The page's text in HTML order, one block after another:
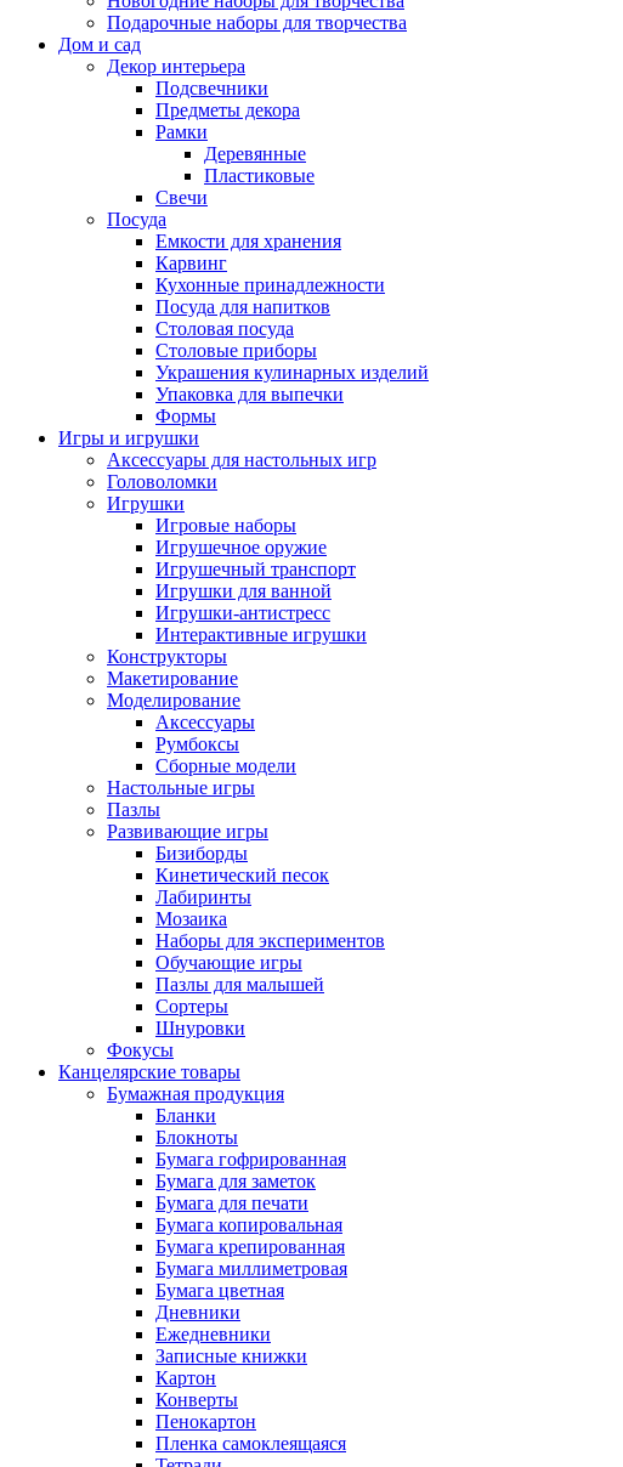
Подарочные наборы для творчества
Дом и сад
Декор интерьера
Подсвечники
Предметы декора
Рамки
Деревянные
Пластиковые
Свечи
Посуда
Емкости для хранения
Карвинг
Кухонные принадлежности
Посуда для напитков
Столовая посуда
Столовые приборы
Украшения кулинарных изделий
Упаковка для выпечки
Формы
Игры и игрушки
Аксессуары для настольных игр
Головоломки
Игрушки
Игровые наборы
Игрушечное оружие
Игрушечный транспорт
Игрушки для ванной
Игрушки-антистресс
Интерактивные игрушки
Конструкторы
Макетирование
Моделирование
Аксессуары
Румбоксы
Сборные модели
Настольные игры
Пазлы
Развивающие игры
Бизиборды
Кинетический песок
Лабиринты
Мозаика
Наборы для экспериментов
Обучающие игры
Пазлы для малышей
Сортеры
Шнуровки
Фокусы
Канцелярские товары
Бумажная продукция
Бланки
Блокноты
Бумага гофрированная
Бумага для заметок
Бумага для печати
Бумага копировальная
Бумага крепированная
Бумага миллиметровая
Бумага цветная
Дневники
Ежедневники
Записные книжки
Картон
Конверты
Пенокартон
Пленка самоклеящаяся